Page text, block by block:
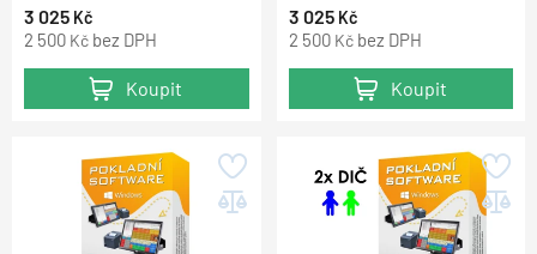
3 025 Kč
2 500 Kč bez DPH
Koupit
3 025 Kč
2 500 Kč bez DPH
Koupit